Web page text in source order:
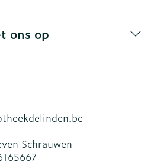
ons op
Schrauwen